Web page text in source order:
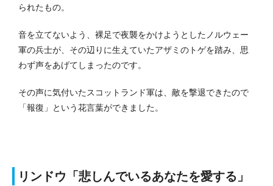
られたもの。
音を立てないよう、裸足で夜襲をかけようとしたノルウェー
軍の兵士が、その辺りに生えていたアザミのトゲを踏み、思
わず声をあげてしまったのです。
その声に気付いたスコットランド軍は、敵を撃退できたので
「報復」という花言葉ができました。
リンドウ「悲しんでいるあなたを愛する」